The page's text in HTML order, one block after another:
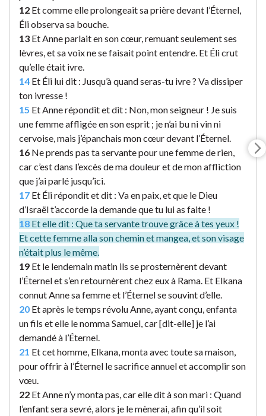
12 Et comme elle prolongeait sa prière devant l’Éternel,
Éli observa sa bouche.
13 Et Anne parlait en son cœur, remuant seulement ses
lèvres, et sa voix ne se faisait point entendre. Et Éli crut
qu’elle était ivre.
14 Et Éli lui dit : Jusqu’à quand seras-tu ivre ? Va dissiper
ton ivresse !
15 Et Anne répondit et dit : Non, mon seigneur ! Je suis
une femme affligée en son esprit ; je n’ai bu ni vin ni
cervoise, mais j’épanchais mon cœur devant l’Éternel.
16 Ne prends pas ta servante pour une femme de rien,
car c’est dans l’excès de ma douleur et de mon affliction
que j’ai parlé jusqu’ici.
17 Et Éli répondit et dit : Va en paix, et que le Dieu
d’Israël t’accorde la demande que tu lui as faite !
18 Et elle dit : Que ta servante trouve grâce à tes yeux !
Et cette femme alla son chemin et mangea, et son visage
n’était plus le même.
19 Et le lendemain matin ils se prosternèrent devant
l’Éternel et s’en retournèrent chez eux à Rama. Et Elkana
connut Anne sa femme et l’Éternel se souvint d’elle.
20 Et après le temps révolu Anne, ayant conçu, enfanta
un fils et elle le nomma Samuel, car [dit-elle] je l’ai
demandé à l’Éternel.
21 Et cet homme, Elkana, monta avec toute sa maison,
pour offrir à l’Éternel le sacrifice annuel et accomplir son
vœu.
22 Et Anne n’y monta pas, car elle dit à son mari : Quand
l’enfant sera sevré, alors je le mènerai, afin qu’il soit